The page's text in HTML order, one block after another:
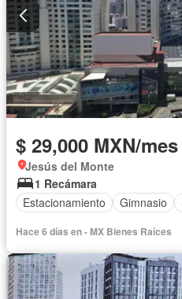
$ 29,000 MXN/mes
Jesús del Monte
1 Recámara
Estacionamiento
Gimnasio
Hace 6 días en - MX Bienes Raí­ces